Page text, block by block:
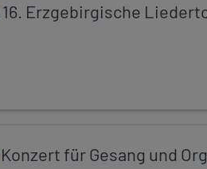
16. Erzgebirgische
Konzert für Gesang und